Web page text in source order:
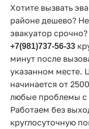
Хотите вызвать
районе дешево?
эвакуатор
+7(981)737-56-33
минут после
указанном месте.
начинается от
любые проблемы с
Работаем без
круглосуточную